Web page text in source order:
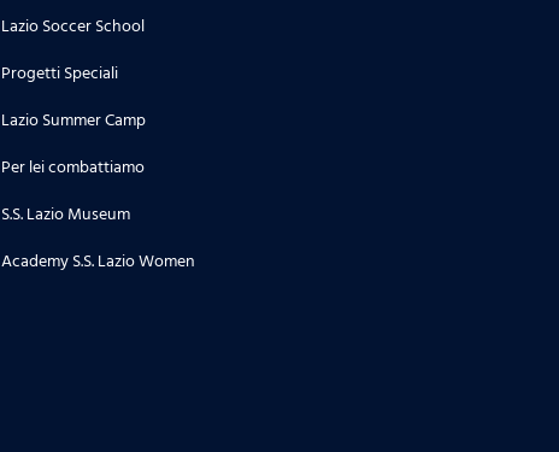
Lazio Soccer School
Progetti Speciali
Lazio Summer Camp
Per lei combattiamo
S.S. Lazio Museum
Academy S.S. Lazio Women